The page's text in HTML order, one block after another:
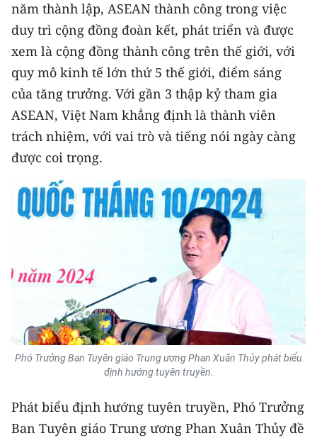
năm thành lập, ASEAN thành công trong việc
duy trì cộng đồng đoàn kết, phát triển và được
xem là cộng đồng thành công trên thế giới, với
quy mô kinh tế lớn thứ 5 thế giới, điểm sáng
của tăng trưởng. Với gần 3 thập kỷ tham gia
ASEAN, Việt Nam khẳng định là thành viên
trách nhiệm, với vai trò và tiếng nói ngày càng
được coi trọng.
Phó Trưởng Ban Tuyên giáo Trung ương Phan Xuân Thủy phát biểu
định hướng tuyên truyền.
Phát biểu định hướng tuyên truyền, Phó Trưởng
Ban Tuyên giáo Trung ương Phan Xuân Thủy đề